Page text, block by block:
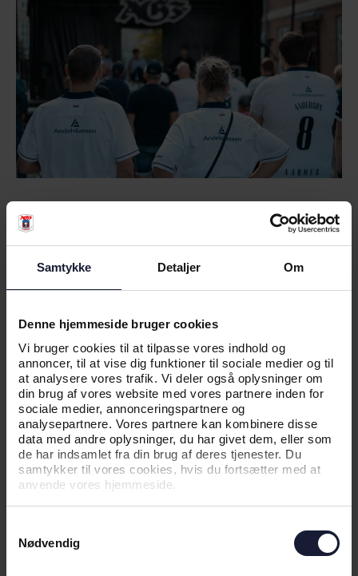
Samtykke Detaljer Om
Denne hjemmeside bruger cookies
Vi bruger cookies til at tilpasse vores indhold og
annoncer, til at vise dig funktioner til sociale medier og til
at analysere vores trafik. Vi deler også oplysninger om
din brug af vores website med vores partnere inden for
sociale medier, annonceringspartnere og
analysepartnere. Vores partnere kan kombinere disse
data med andre oplysninger, du har givet dem, eller som
de har indsamlet fra din brug af deres tjenester. Du
samtykker til vores cookies, hvis du fortsætter med at
anvende vores hjemmeside.
Nødvendig
RELATEREDE NYHEDER
NYHED
KAMPTRØJER PÅ AUKTION FOR EN
GOD SAG